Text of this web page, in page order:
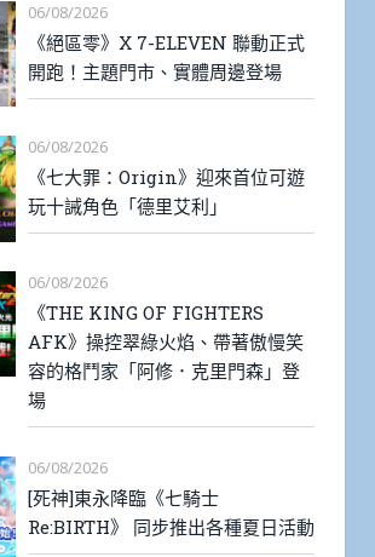
06/08/2026
《絕區零》X 7-ELEVEN 聯動正式
開跑！主題門市、實體周邊登場
06/08/2026
《七大罪：Origin》迎來首位可遊
玩十誡角色「德里艾利」
06/08/2026
《THE KING OF FIGHTERS
AFK》操控翠綠火焰、帶著傲慢笑
容的格鬥家「阿修．克里門森」登
場
06/08/2026
[死神]東永降臨《七騎士
Re:BIRTH》 同步推出各種夏日活動